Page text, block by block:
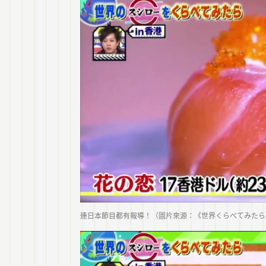
連日本節目都有報導！（圖片來源：《世界くらべてみた